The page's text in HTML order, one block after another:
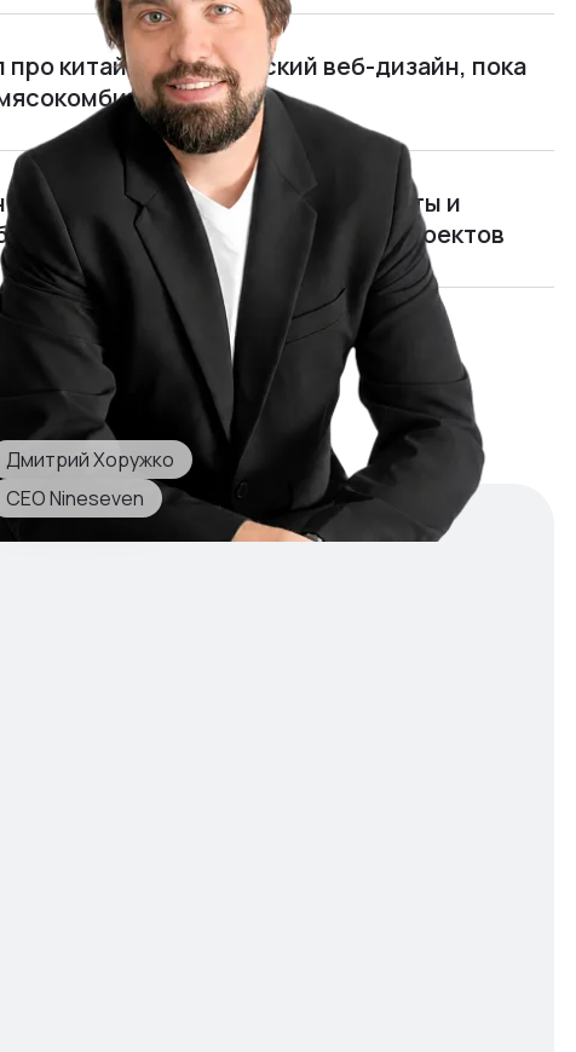
про китайцев и китайский веб-дизайн, пока
чем живут программисты и
и обучать руководителей проектов
я открыл и едва не закрыл
700 000 $ в год
Дмитрий Хоружко
CEO Nineseven